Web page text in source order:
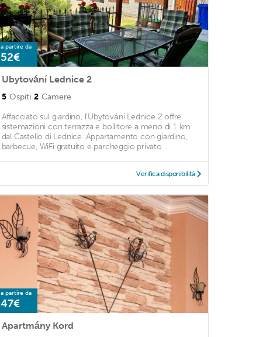
a partire da
52€
Ubytování Lednice 2
5 Ospiti 2 Camere
Affacciato sul giardino, l'Ubytování Lednice 2 offre
sistemazioni con terrazza e bollitore a meno di 1 km
dal Castello di Lednice. Appartamento con giardino,
barbecue, WiFi gratuito e parcheggio privato ...
Verifica disponibilità
a partire da
47€
Apartmány Kord